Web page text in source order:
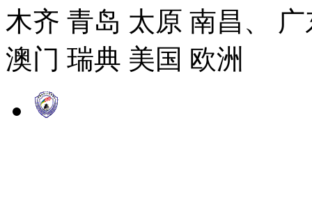
木齐 青岛 太原 南昌、
澳门 瑞典 美国 欧洲